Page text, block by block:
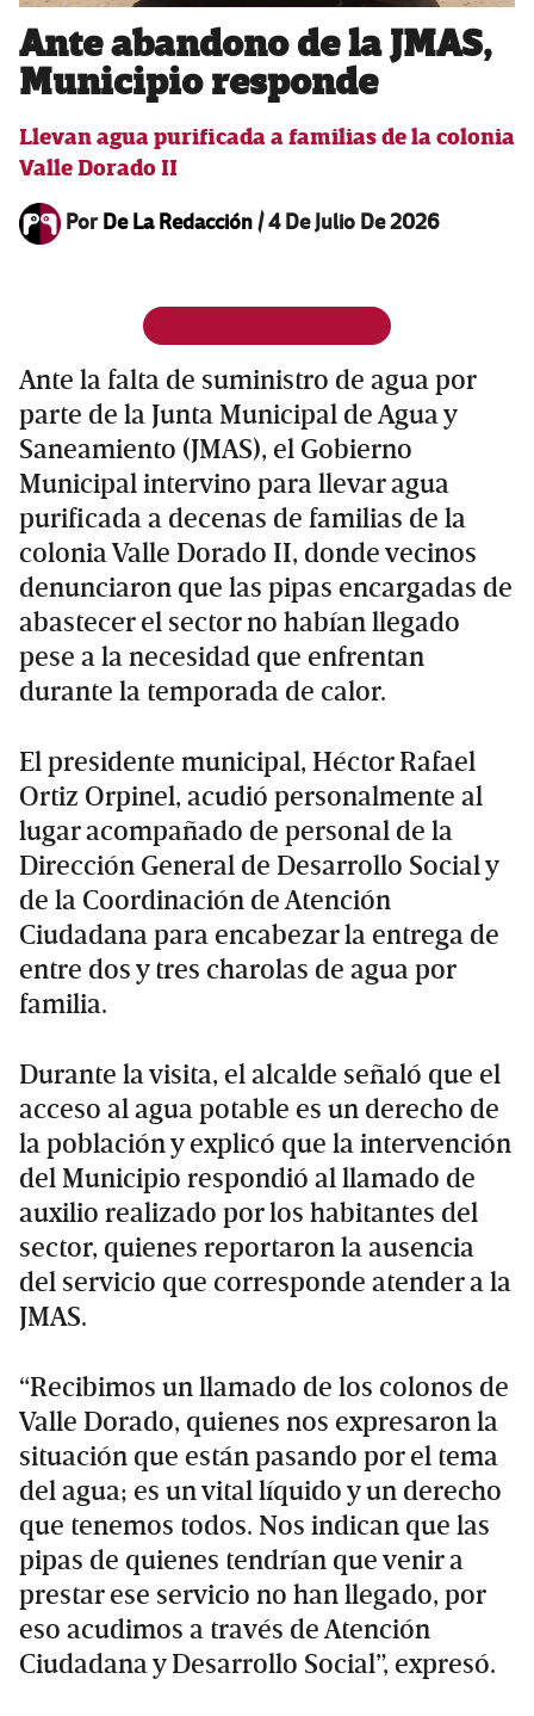
Ante abandono de la JMAS,
Municipio responde
Llevan agua purificada a familias de la colonia
Valle Dorado II
PorDe La Redacción/4 De Julio De 2026
Ante la falta de suministro de agua por
parte de la Junta Municipal de Agua y
Saneamiento (JMAS), el Gobierno
Municipal intervino para llevar agua
purificada a decenas de familias de la
colonia Valle Dorado II, donde vecinos
denunciaron que las pipas encargadas de
abastecer el sector no habían llegado
pese a la necesidad que enfrentan
durante la temporada de calor.
El presidente municipal, Héctor Rafael
Ortiz Orpinel, acudió personalmente al
lugar acompañado de personal de la
Dirección General de Desarrollo Social y
de la Coordinación de Atención
Ciudadana para encabezar la entrega de
entre dos y tres charolas de agua por
familia.
Durante la visita, el alcalde señaló que el
acceso al agua potable es un derecho de
la población y explicó que la intervención
del Municipio respondió al llamado de
auxilio realizado por los habitantes del
sector, quienes reportaron la ausencia
del servicio que corresponde atender a la
JMAS.
“Recibimos un llamado de los colonos de
Valle Dorado, quienes nos expresaron la
situación que están pasando por el tema
del agua; es un vital líquido y un derecho
que tenemos todos. Nos indican que las
pipas de quienes tendrían que venir a
prestar ese servicio no han llegado, por
eso acudimos a través de Atención
Ciudadana y Desarrollo Social”, expresó.